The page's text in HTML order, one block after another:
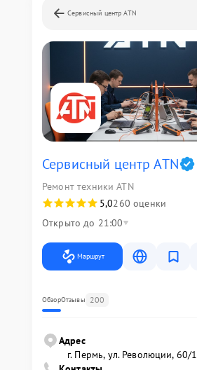
Сервисный центр ATN
Сервисный центр ATN
Ремонт техники ATN
5,0260 оценки
Открыто до 21:00
Маршрут
ОбзорОтзывы 200
Адрес
г. Пермь, ул. ​Революции, 60/1